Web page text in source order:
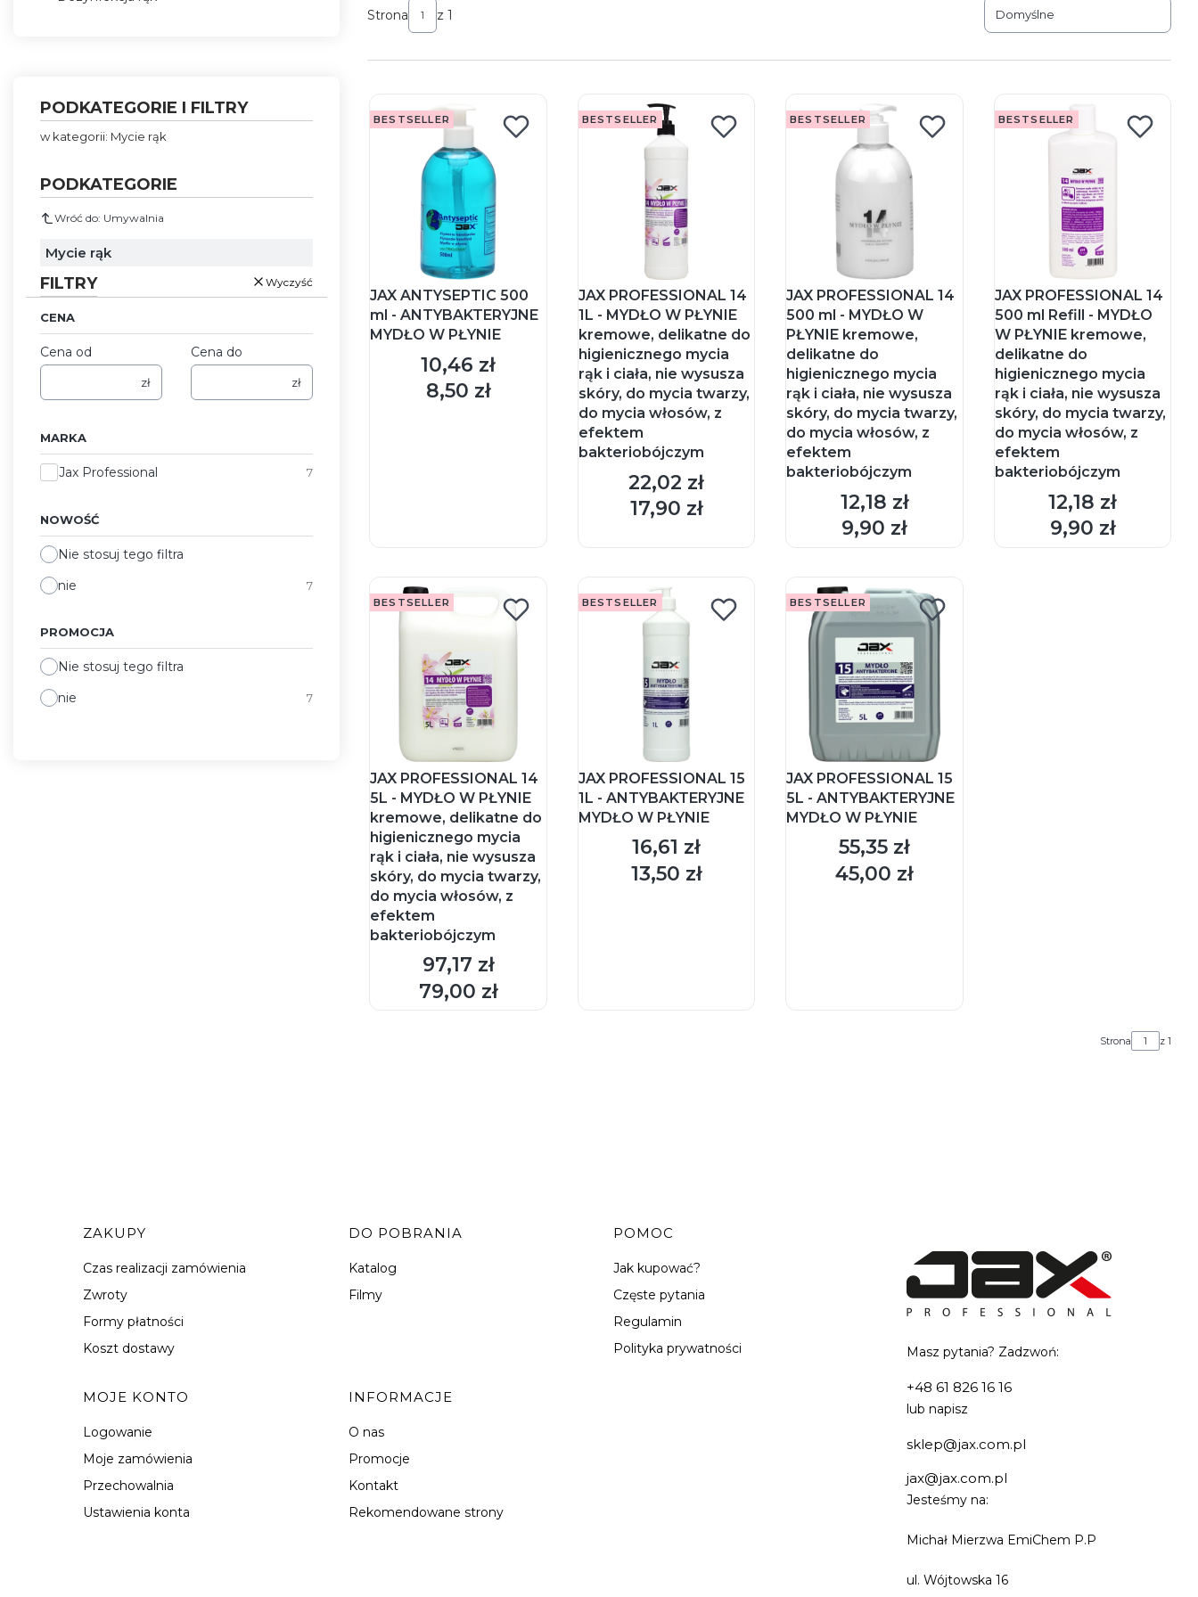
PODKATEGORIE I FILTRY
w kategorii: Mycie rąk
PODKATEGORIE
Wróć do: Umywalnia
Mycie rąk
FILTRY Wyczyść
CENA
Cena od
zł
Cena do
zł
MARKA
Marka
Jax Professional 7
NOWOŚĆ
Nie stosuj tego filtra
nie
7
PROMOCJA
Nie stosuj tego filtra
nie
7
Domyślne
Strona z 1
BESTSELLER
JAX ANTYSEPTIC 500
ml - ANTYBAKTERYJNE
MYDŁO W PŁYNIE
Cena
10,46 zł
Cena
8,50 zł
BESTSELLER
JAX PROFESSIONAL 14
1L - MYDŁO W PŁYNIE
kremowe, delikatne do
higienicznego mycia
rąk i ciała, nie wysusza
skóry, do mycia twarzy,
do mycia włosów, z
efektem
bakteriobójczym
Cena
22,02 zł
Cena
17,90 zł
DO KOSZYKA
BESTSELLER
JAX PROFESSIONAL 14
500 ml - MYDŁO W
PŁYNIE kremowe,
delikatne do
higienicznego mycia
rąk i ciała, nie wysusza
skóry, do mycia twarzy,
do mycia włosów, z
efektem
bakteriobójczym
Cena
12,18 zł
Cena
9,90 zł
DO KOSZYKA
BESTSELLER
JAX PROFESSIONAL 14
500 ml Refill - MYDŁO
W PŁYNIE kremowe,
delikatne do
higienicznego mycia
rąk i ciała, nie wysusza
skóry, do mycia twarzy,
do mycia włosów, z
efektem
bakteriobójczym
Cena
12,18 zł
Cena
9,90 zł
DO KOSZYKA
BESTSELLER
JAX PROFESSIONAL 14
5L - MYDŁO W PŁYNIE
kremowe, delikatne do
higienicznego mycia
rąk i ciała, nie wysusza
skóry, do mycia twarzy,
do mycia włosów, z
efektem
bakteriobójczym
Cena
97,17 zł
Cena
79,00 zł
DO KOSZYKA
BESTSELLER
JAX PROFESSIONAL 15
1L - ANTYBAKTERYJNE
MYDŁO W PŁYNIE
Cena
16,61 zł
Cena
13,50 zł
BESTSELLER
JAX PROFESSIONAL 15
5L - ANTYBAKTERYJNE
MYDŁO W PŁYNIE
Cena
55,35 zł
Cena
45,00 zł
Strona z 1
Linki w stopce
ZAKUPY
Czas realizacji zamówienia
Zwroty
Formy płatności
Koszt dostawy
DO POBRANIA
Katalog
Filmy
POMOC
Jak kupować?
Częste pytania
Regulamin
Polityka prywatności
MOJE KONTO
Logowanie
Moje zamówienia
Przechowalnia
Ustawienia konta
INFORMACJE
O nas
Promocje
Kontakt
Rekomendowane strony
Masz pytania? Zadzwoń:
+48 61 826 16 16
lub napisz
sklep@jax.com.pl
jax@jax.com.pl
Jesteśmy na:
Michał Mierzwa EmiChem P.P
ul. Wójtowska 16